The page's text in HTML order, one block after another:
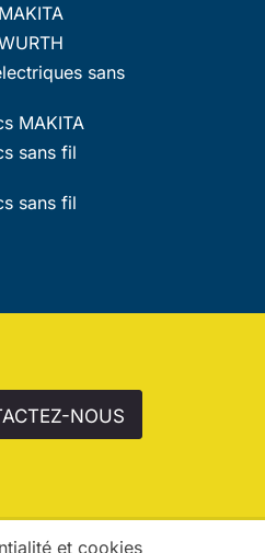
sans
MAKITA
sans fil
sans fil
NOUS
et cookies